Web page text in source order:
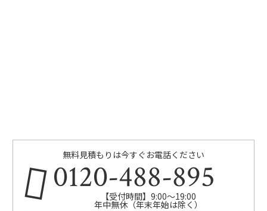
無料見積もりは今すぐお電話ください
0120-488-895
【受付時間】9:00～19:00
年中無休（年末年始は除く）